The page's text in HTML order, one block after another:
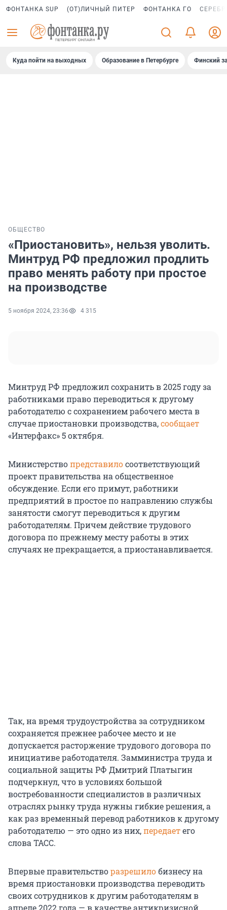
ФОНТАНКА SUP (ОТ)ЛИЧНЫЙ ПИТЕР ФОНТАНКА ГО
Куда пойти на выходных Образование в Петербурге Финский
ОБЩЕСТВО
«Приостановить», нельзя уволить.
Минтруд РФ предложил продлить
право менять работу при простое
на производстве
5 ноября 2024, 23:36 4 315
Минтруд РФ предложил сохранить в 2025 году за
работниками право переводиться к другому
работодателю с сохранением рабочего места в
случае приостановки производства,сообщает
«Интерфакс» 5 октября.
Министерствопредставилосоответствующий
проект правительства на общественное
обсуждение. Если его примут, работники
предприятий в простое по направлению службы
занятости смогут переводиться к другим
работодателям. Причем действие трудового
договора по прежнему месту работы в этих
случаях не прекращается, а приостанавливается.
Так, на время трудоустройства за сотрудником
сохраняется прежнее рабочее место и не
допускается расторжение трудового договора по
инициативе работодателя. Замминистра труда и
социальной защиты РФ Дмитрий Платыгин
подчеркнул, что в условиях большой
востребованности специалистов в различных
отраслях рынку труда нужны гибкие решения, а
как раз временный перевод работников к другому
работодателю — это одно из них,передаетего
слова ТАСС.
Впервые правительстворазрешилобизнесу на
время приостановки производства переводить
своих сотрудников к другим работодателям в
апреле 2022 года — в качестве антикризисной